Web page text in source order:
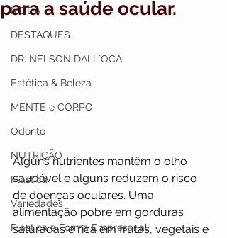
MODA
DESTAQUES
DR. NELSON DALL`OCA
Estética & Beleza
MENTE e CORPO
Odonto
NUTRIÇÃO
Plástica
Variedades
Plástica e Forma Empresarial
para a saúde ocular.
Alguns nutrientes mantêm o olho
saudável e alguns reduzem o risco
de doenças oculares. Uma
alimentação pobre em gorduras
saturadas e rica em frutas, vegetais e